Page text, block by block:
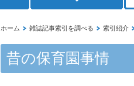
ホーム 雑誌記事索引を調べる 索引紹介
昔の保育園事情